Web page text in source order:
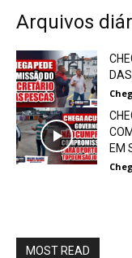
Arquivos
EM
MOST READ